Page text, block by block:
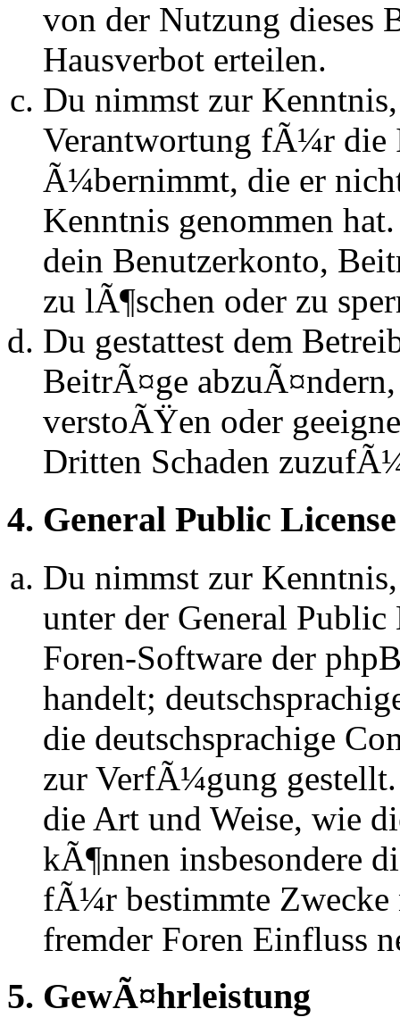
von der Nutzung dieses
Hausverbot erteilen.
Du nimmst zur
Verantwortung fÃ¼r die
Ã¼bernimmt, die er
Kenntnis genommen
dein Benutzerkonto,
zu lÃ¶schen oder zu
Du gestattest dem
BeitrÃ¤ge
verstoÃŸen oder
Dritten Schaden
4. General Public License
Du nimmst zur
unter der General
Foren-Software der
handelt;
die deutschsprachige
zur VerfÃ¼gung
die Art und Weise, wie
kÃ¶nnen insbesondere
fÃ¼r bestimmte Zwecke
fremder Foren Einfluss
5. GewÃ¤hrleistung